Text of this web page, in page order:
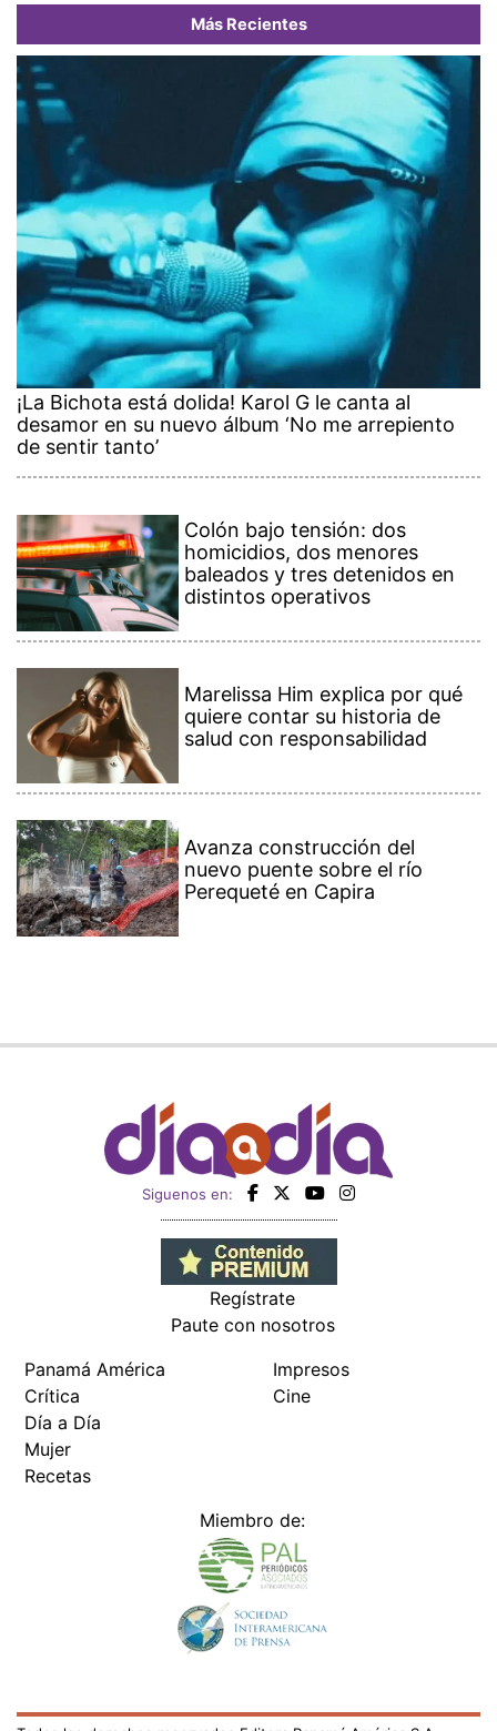
Más Recientes
¡La Bichota está dolida! Karol G le canta al
desamor en su nuevo álbum ‘No me arrepiento
de sentir tanto’
Colón bajo tensión: dos
homicidios, dos menores
baleados y tres detenidos en
distintos operativos
Marelissa Him explica por qué
quiere contar su historia de
salud con responsabilidad
Avanza construcción del
nuevo puente sobre el río
Perequeté en Capira
Siguenos en:
Regístrate
Paute con nosotros
Panamá América
Crítica
Día a Día
Mujer
Recetas
Impresos
Cine
Miembro de: